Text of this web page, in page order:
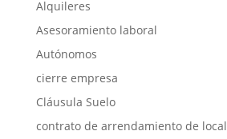
Alquileres
Asesoramiento laboral
Autónomos
cierre empresa
Cláusula Suelo
contrato de arrendamiento de local